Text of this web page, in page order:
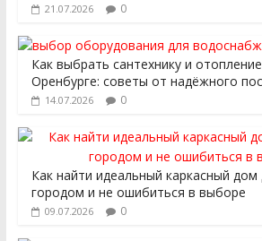
21.07.2026 0
Как выбрать сантехнику и
Оренбурге: советы от надёжного
14.07.2026 0
Как найти идеальный каркасный дом
городом и не ошибиться в выборе
09.07.2026 0